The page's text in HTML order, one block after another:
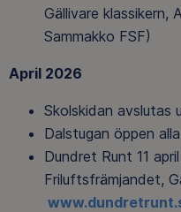
Gällivare klassikern,
Sammakko FSF)
April 2026
Skolskidan avslutas
Dalstugan öppen
Dundret Runt 11
Friluftsfrämjandet,